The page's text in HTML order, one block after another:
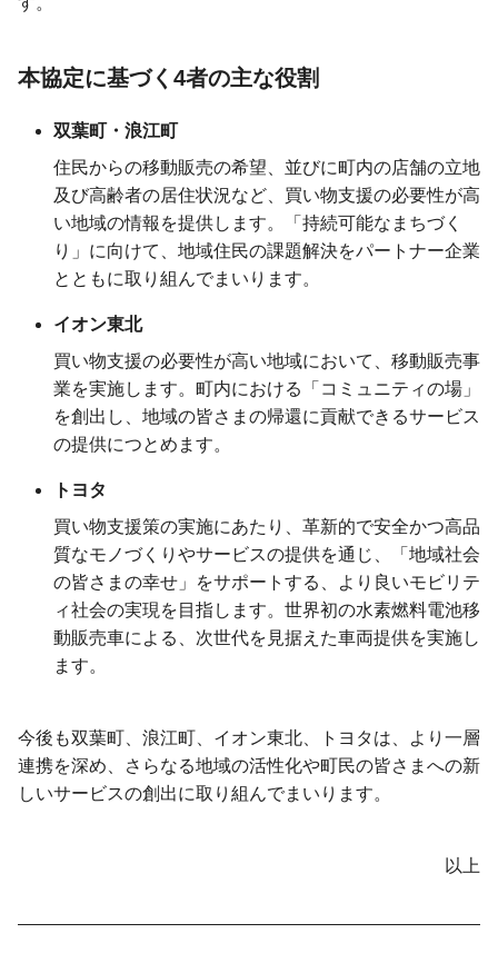
本協定に基づく4者の主な役割
双葉町・浪江町
住民からの移動販売の希望、並びに町内の店舗の立地
及び高齢者の居住状況など、買い物支援の必要性が高
い地域の情報を提供します。「持続可能なまちづく
り」に向けて、地域住民の課題解決をパートナー企業
とともに取り組んでまいります。
イオン東北
買い物支援の必要性が高い地域において、移動販売事
業を実施します。町内における「コミュニティの場」
を創出し、地域の皆さまの帰還に貢献できるサービス
の提供につとめます。
トヨタ
買い物支援策の実施にあたり、革新的で安全かつ高品
質なモノづくりやサービスの提供を通じ、「地域社会
の皆さまの幸せ」をサポートする、より良いモビリテ
ィ社会の実現を目指します。世界初の水素燃料電池移
動販売車による、次世代を見据えた車両提供を実施し
ます。
今後も双葉町、浪江町、イオン東北、トヨタは、より一層
連携を深め、さらなる地域の活性化や町民の皆さまへの新
しいサービスの創出に取り組んでまいります。
以上